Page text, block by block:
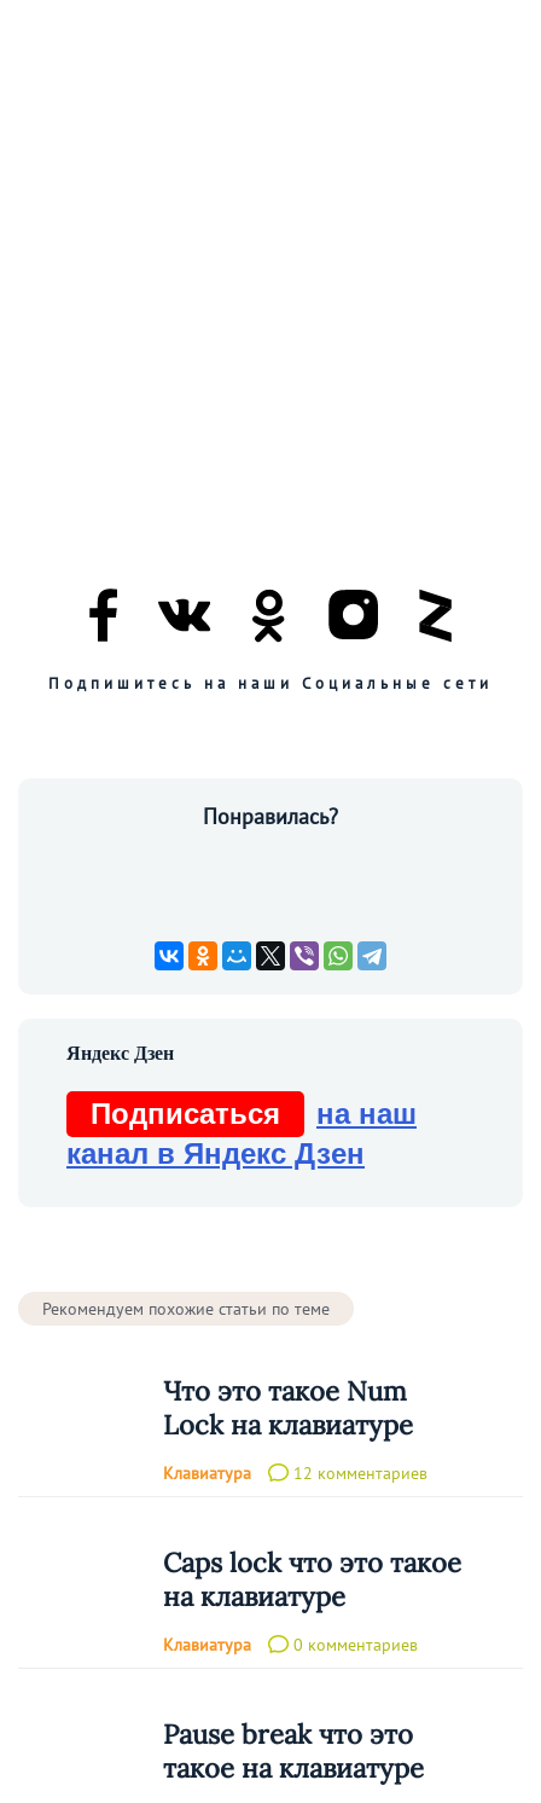
Подпишитесь на наши Социальные сети
Понравилась?
Подписаться
на наш
канал в Яндекс Дзен
Рекомендуем похожие статьи по теме
Что это такое Num
Lock на клавиатуре
Клавиатура 12 комментариев
Caps lock что это такое
на клавиатуре
Клавиатура 0 комментариев
Pause break что это
такое на клавиатуре